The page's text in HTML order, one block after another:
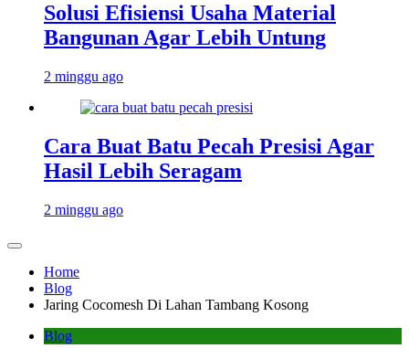
Solusi Efisiensi Usaha Material
Bangunan Agar Lebih Untung
2 minggu ago
Cara Buat Batu Pecah Presisi Agar
Hasil Lebih Seragam
2 minggu ago
Home
Blog
Jaring Cocomesh Di Lahan Tambang Kosong
Blog